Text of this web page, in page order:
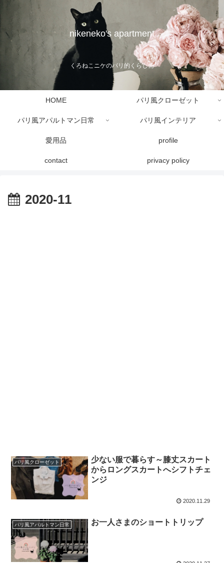
nikeneko's apartment
くろねこニケのパリ的くらし術
HOME パリ風クローゼット
パリ風アパルトマン日常 パリ風インテリア
愛用品 profile
contact privacy policy
2020-11
パリ風クローゼット
少ない服で暮らす～膝丈スカート
からロングスカートへシフトチェ
ンジ
2020.11.29
パリ風アパルトマン日常 お一人さまのショートトリップ